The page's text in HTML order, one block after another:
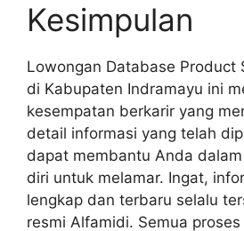
Kesimpulan
Lowongan Database Product
di Kabupaten Indramayu ini
kesempatan berkarir yang
detail informasi yang telah
dapat membantu Anda
diri untuk melamar. Ingat,
lengkap dan terbaru selalu
resmi Alfamidi. Semua